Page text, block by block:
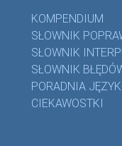
KOMPENDIUM
SŁOWNIK
SŁOWNIK
SŁOWNIK
PORADNIA
CIEKAWOSTKI